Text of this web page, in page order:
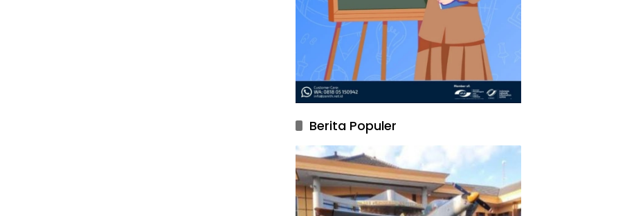
Berita Populer